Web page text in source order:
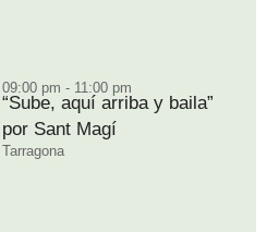
09:00 pm - 11:00 pm
“Sube, aquí arriba y baila”
por Sant Magí
Tarragona